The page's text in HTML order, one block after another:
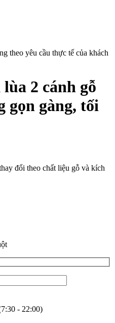
theo yêu cầu thực tế của khách
2 cánh gỗ
gọn gàng, tối
đổi theo chất liệu gỗ và kích
- 22:00)